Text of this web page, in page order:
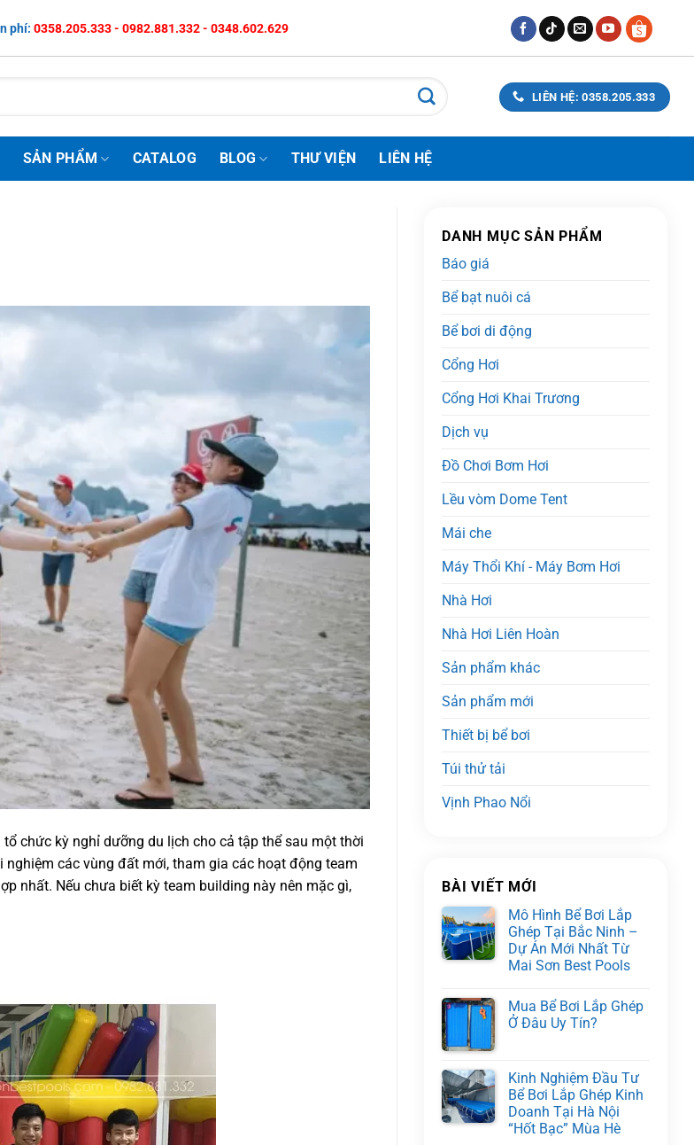
phí: 0358.205.333 - 0982.881.332 - 0348.602.629
LIÊN HỆ: 0358.205.333
SẢN PHẨM CATALOG BLOG THƯ VIỆN LIÊN HỆ
chức kỳ nghỉ dưỡng du lịch cho cả tập thể sau một thời
các vùng đất mới, tham gia các hoạt động team
nhất. Nếu chưa biết kỳ team building này nên mặc gì,
DANH MỤC SẢN PHẨM
Báo giá
Bể bạt nuôi cá
Bể bơi di động
Cổng Hơi
Cổng Hơi Khai Trương
Dịch vụ
Đồ Chơi Bơm Hơi
Lều vòm Dome Tent
Mái che
Máy Thổi Khí - Máy Bơm Hơi
Nhà Hơi
Nhà Hơi Liên Hoàn
Sản phẩm khác
Sản phẩm mới
Thiết bị bể bơi
Túi thử tải
Vịnh Phao Nổi
BÀI VIẾT MỚI
Mô Hình Bể Bơi Lắp
Ghép Tại Bắc Ninh –
Dự Án Mới Nhất Từ
Mai Sơn Best Pools
Mua Bể Bơi Lắp Ghép
Ở Đâu Uy Tín?
Kinh Nghiệm Đầu Tư
Bể Bơi Lắp Ghép Kinh
Doanh Tại Hà Nội
“Hốt Bạc” Mùa Hè